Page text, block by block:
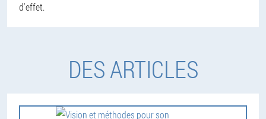
d'effet.
DES ARTICLES